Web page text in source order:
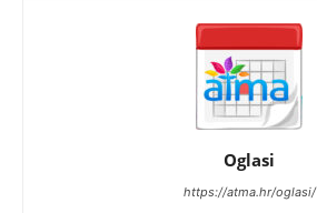
Oglasi
https://atma.hr/oglasi/